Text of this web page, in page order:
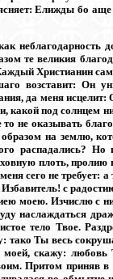
Елижды бо
неблагодарность
те великия
Христианин сам
возставит: Он
да меня
какой под солнцем
не оказывать
на землю,
распадались?
плоть,
сего не требует: а
с
моею. Изчислю с
наслаждаться
тело Твое.
тако Ты весь
скажу: любовь
Притом приняв в